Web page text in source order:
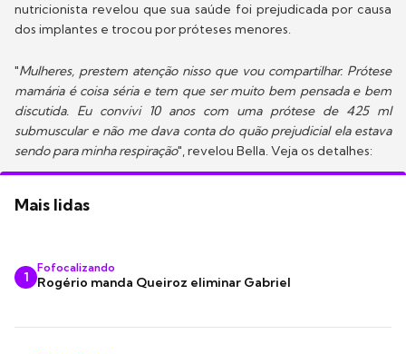
nutricionista revelou que sua saúde foi prejudicada por causa
dos implantes e trocou por próteses menores.
"Mulheres, prestem atenção nisso que vou compartilhar. Prótese
mamária é coisa séria e tem que ser muito bem pensada e bem
discutida. Eu convivi 10 anos com uma prótese de 425 ml
submuscular e não me dava conta do quão prejudicial ela estava
sendo para minha respiração", revelou Bella. Veja os detalhes:
Mais lidas
1
Fofocalizando
Rogério manda Queiroz eliminar Gabriel